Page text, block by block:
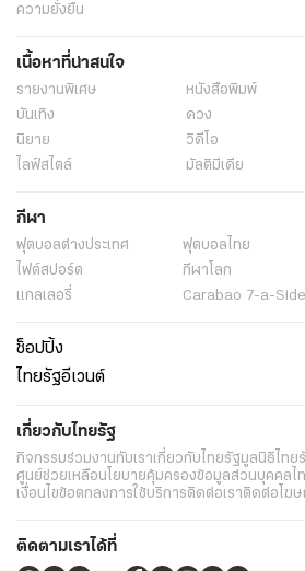
ความยั่งยืน
เนื้อหาที่น่าสนใจ
รายงานพิเศษ หนังสือพิมพ์
บันเทิง
ดวง
นิยาย
วิดีโอ
ไลฟ์สไตล์
มัลติมีเดีย
กีฬา
ฟุตบอลต่่างประเทศ ฟุตบอลไทย
ไฟต์สปอร์ต
กีฬาโลก
แกลเลอรี่
Carabao 7-a-
ช็อปปิ้ง
ไทยรัฐอีเวนต์
เกี่ยวกับไทยรัฐ
กิจกรรมร่วมงานกับเราเกี่ยวกับไทยรัฐมูลนิธิไทย
ศูนย์ช่วยเหลือนโยบายคุ้มครองข้อมูลส่วนบุคคลไ
เงื่อนไขข้อตกลงการใช้บริการติดต่อเราติดต่อโฆ
ติดตามเราได้ที่